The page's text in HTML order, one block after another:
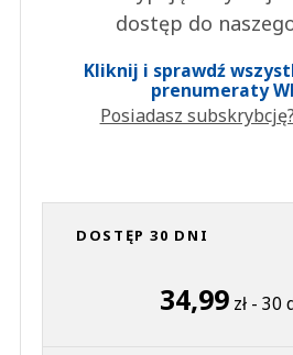
dostęp do
Kliknij i sprawdź
prenumeraty
Posiadasz subskrybcję?
DOSTĘP 30 DNI
34,99 zł - 30